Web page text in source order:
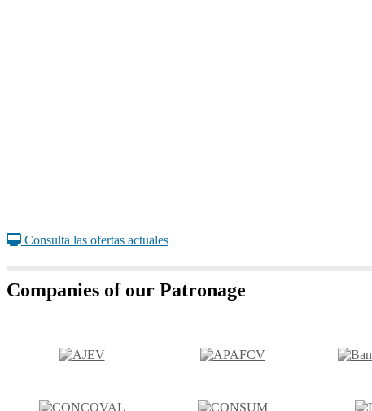
Consulta las ofertas actuales
Companies of our Patronage